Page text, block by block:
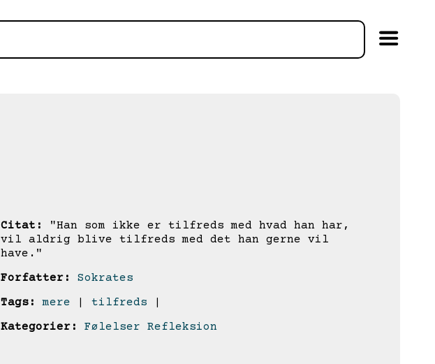
Citat:
"Han som ikke er tilfreds med hvad han har,
vil aldrig blive tilfreds med det han gerne vil
have."
Forfatter:
Sokrates
Tags:
mere tilfreds
Kategorier:
Følelser Refleksion